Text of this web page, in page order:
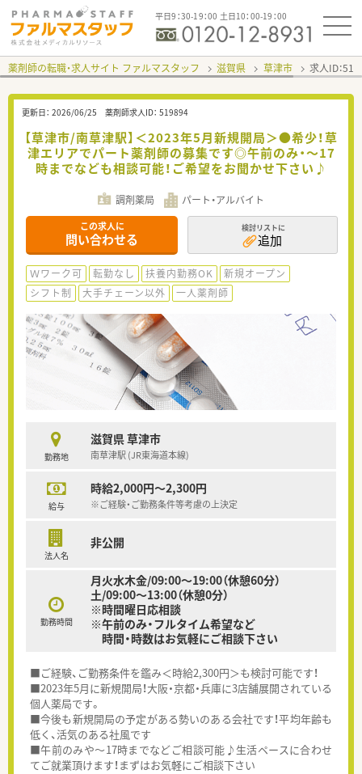
平日9：30-19：00 土日10：00-19：00
薬剤師の転職・求人サイト ファルマスタッフ 滋賀県 草津市 求人ID：
更新日： 2026/06/25 薬剤師求人ID： 519894
【草津市/南草津駅】＜2023年5月新規開局＞●希少！草
津エリアでパート薬剤師の募集です◎午前のみ・～17
時までなども相談可能！ご希望をお聞かせ下さい♪
調剤薬局 パート・アルバイト
この求人に
問い合わせる
検討リストに
追加
Ｗワーク可 転勤なし 扶養内勤務OK
新規オープン
シフト制
大手チェーン以外 一人薬剤師
勤務地
滋賀県 草津市
南草津駅 (JR東海道本線)
給与
時給2,000円～2,300円
※ご経験・ご勤務条件等考慮の上決定
法人名
非公開
勤務時間
月火水木金/09:00～19:00（休憩60分）
土/09:00～13:00（休憩0分）
※時間曜日応相談
※午前のみ・フルタイム希望など
時間・時数はお気軽にご相談下さい
■ご経験、ご勤務条件を鑑み＜時給2,300円＞も検討可能です！
■2023年5月に新規開局！大阪・京都・兵庫に3店舗展開されている
個人薬局です。
■今後も新規開局の予定がある勢いのある会社です！平均年齢も
低く、活気のある社風です
■午前のみや～17時までなどご相談可能♪生活ペースに合わせ
てご就業頂けます！まずはお気軽にご相談下さい